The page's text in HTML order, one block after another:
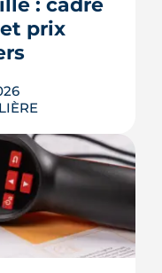
grimpe vite.
pour r...
: cadre
prix
m2 : le guide